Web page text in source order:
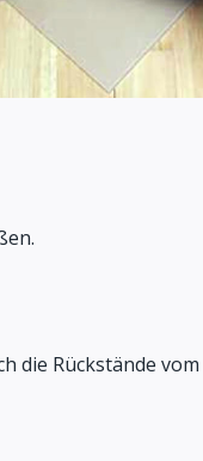
die Rückstände